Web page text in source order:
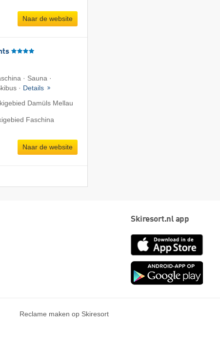
Naar de website
· Sauna ·
· Details
Damüls Mellau
Faschina
Naar de website
Skiresort.nl app
App
Reclame maken op Skiresort